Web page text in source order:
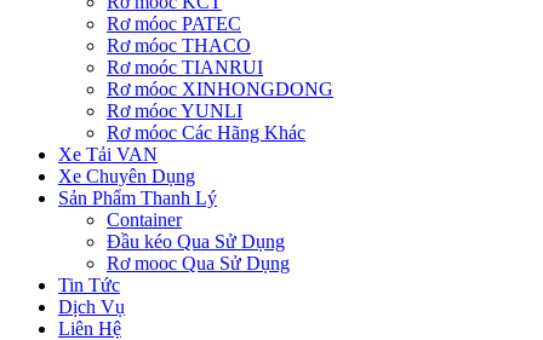
Rơ móoc PATEC
Rơ móoc THACO
Rơ moóc TIANRUI
Rơ móoc XINHONGDONG
Rơ móoc YUNLI
Rơ móoc Các Hãng Khác
Xe Tải VAN
Xe Chuyên Dụng
Sản Phẩm Thanh Lý
Container
Đầu kéo Qua Sử Dụng
Rơ mooc Qua Sử Dụng
Tin Tức
Dịch Vụ
Liên Hệ